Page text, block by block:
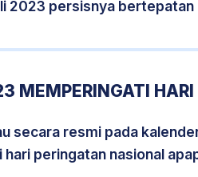
2023 persisnya bertepatan
MEMPERINGATI HARI
secara resmi pada
peringatan nasional